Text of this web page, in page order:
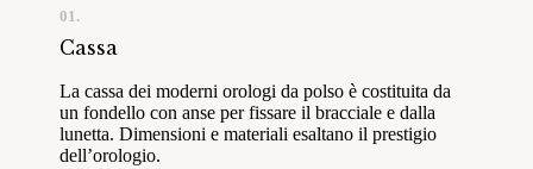
01.
Cassa
La cassa dei moderni orologi da polso è costituita da
un fondello con anse per fissare il bracciale e dalla
lunetta. Dimensioni e materiali esaltano il prestigio
dell’orologio.